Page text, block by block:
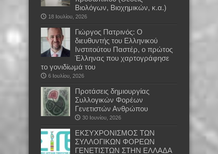
Βιολόγων, Βιοχημικών, κ.α.)
18 Ιουλίου, 2026
Γιώργος Πατρινός: Ο
διευθυντής του Ελληνικού
Ινστιτούτου Παστέρ, ο πρώτος
Έλληνας που χαρτογράφησε
το γονιδίωμά του
6 Ιουλίου, 2026
Προτάσεις δημιουργίας
Συλλογικών Φορέων
Γενετιστών Ανθρώπου
30 Ιουνίου, 2026
EKΣΥΧΡΟΝΙΣΜΟΣ ΤΩΝ
ΣΥΛΛΟΓΙΚΩΝ ΦΟΡΕΩΝ
ΓΕΝΕΤΙΣΤΩΝ ΣΤΗΝ ΕΛΛΑΔΑ